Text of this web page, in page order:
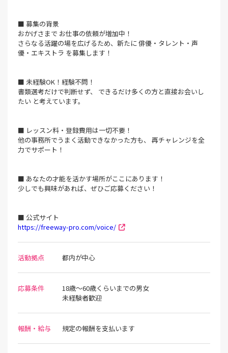
■ 募集の背景
おかげさまで お仕事の依頼が増加中！
さらなる活躍の場を広げるため、新たに 俳優・タレント・声
優・エキストラ を募集します！
■ 未経験OK！経験不問！
書類選考だけで判断せず、 できるだけ多くの方と直接お会いし
たい と考えています。
■ レッスン料・登録費用は一切不要！
他の事務所でうまく活動できなかった方も、 再チャレンジを全
力でサポート！
■ あなたの才能を活かす場所がここにあります！
少しでも興味があれば、ぜひご応募ください！
■ 公式サイト
https://freeway-pro.com/voice/
活動拠点 都内が中心
応募条件
18歳～60歳くらいまでの男女
未経験者歓迎
報酬・給与 規定の報酬を支払います